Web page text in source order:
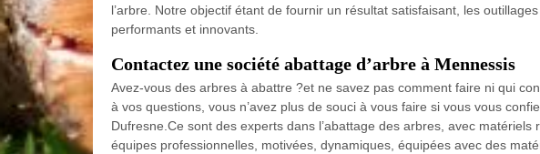
l’arbre. Notre objectif étant de fournir un résultat satisfaisant, les
performants et innovants.
Contactez une société abattage d’arbre à Mennessis
Avez-vous des arbres à abattre ?et ne savez pas comment faire ni qui
à vos questions, vous n’avez plus de souci à vous faire si vous vous
Dufresne.Ce sont des experts dans l’abattage des arbres, avec matériels
équipes professionnelles, motivées, dynamiques, équipées avec des